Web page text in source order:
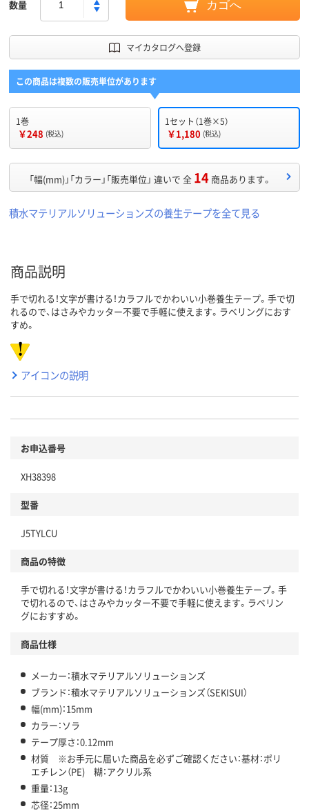
数量 カゴへ
マイカタログへ登録
この商品は複数の販売単位があります
1巻
￥248 (税込)
1セット（1巻×5）
￥1,180 (税込)
「幅(mm)」「カラー」「販売単位」 違いで 全 14 商品あります。
積水マテリアルソリューションズの養生テープを全て見る
商品説明
手で切れる！文字が書ける！カラフルでかわいい小巻養生テープ。手で切
れるので、はさみやカッター不要で手軽に使えます。ラベリングにおす
すめ。
アイコンの説明
お申込番号
XH38398
型番
J5TYLCU
商品の特徴
手で切れる！文字が書ける！カラフルでかわいい小巻養生テープ。手
で切れるので、はさみやカッター不要で手軽に使えます。ラベリン
グにおすすめ。
商品仕様
メーカー：積水マテリアルソリューションズ
ブランド：積水マテリアルソリューションズ（SEKISUI）
幅(mm)：15mm
カラー：ソラ
テープ厚さ：0.12mm
材質 ※お手元に届いた商品を必ずご確認ください：基材：ポリ
エチレン（PE) 糊：アクリル系
重量：13g
芯径：25mm